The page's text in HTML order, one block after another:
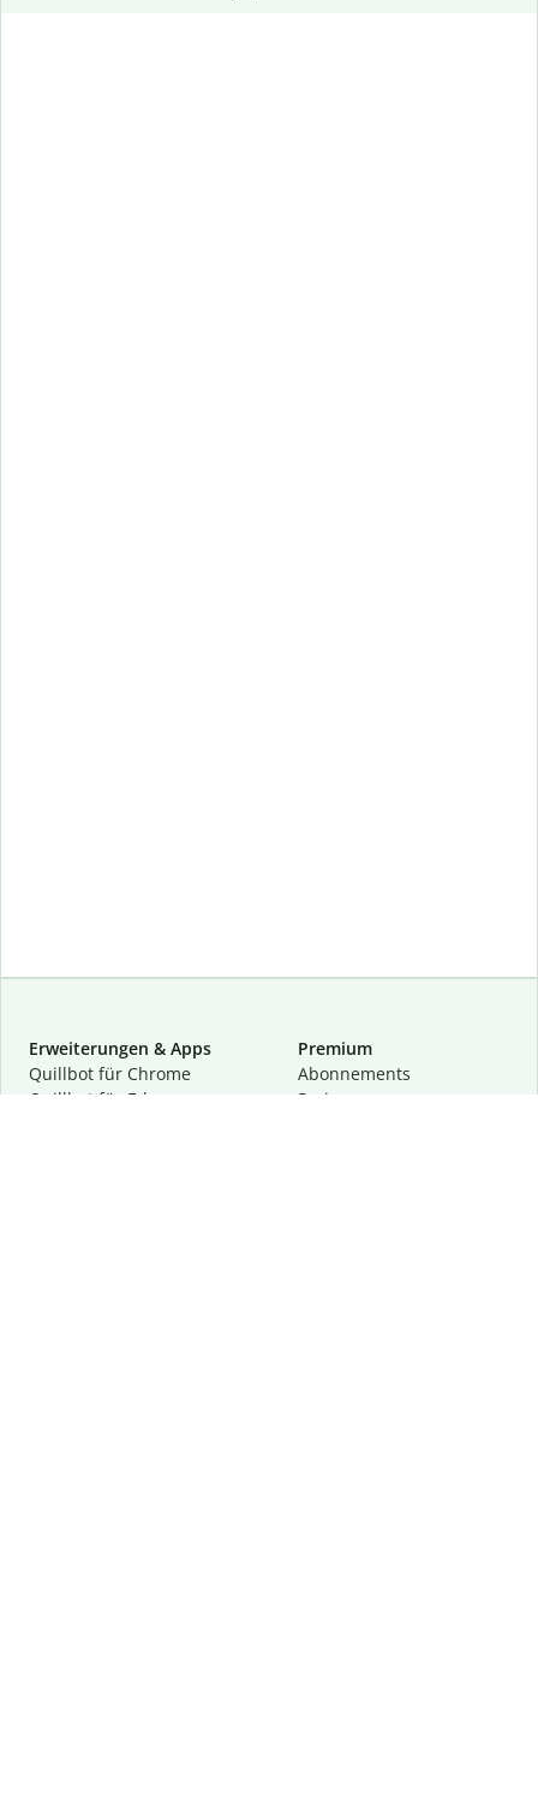
Erweiterungen & Apps
Quillbot für Chrome
Quillbot für Edge
Premium
Abon­ne­ments
Preise